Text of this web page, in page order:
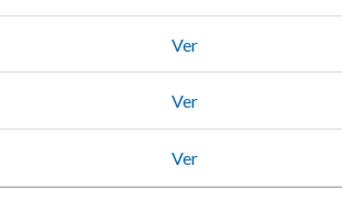
Ver
Ver
Ver